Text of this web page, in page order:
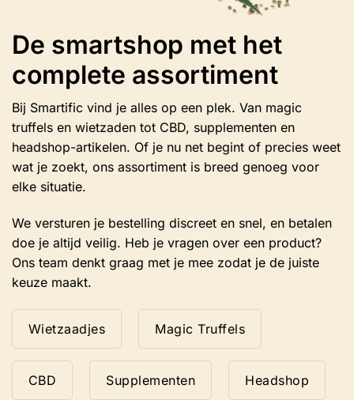
De smartshop met het
complete assortiment
Bij Smartific vind je alles op een plek. Van magic
truffels en wietzaden tot CBD, supplementen en
headshop-artikelen. Of je nu net begint of precies weet
wat je zoekt, ons assortiment is breed genoeg voor
elke situatie.
We versturen je bestelling discreet en snel, en betalen
doe je altijd veilig. Heb je vragen over een product?
Ons team denkt graag met je mee zodat je de juiste
keuze maakt.
Wietzaadjes Magic Truffels
CBD Supplementen Headshop